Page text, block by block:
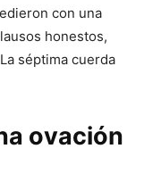
con una
honestos,
séptima cuerda
ovación